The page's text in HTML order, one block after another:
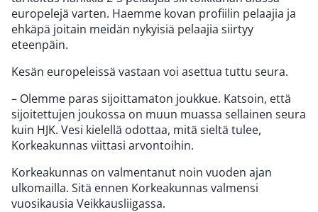
europelejä varten. Haemme kovan profiilin pelaajia ja
ehkäpä joitain meidän nykyisiä pelaajia siirtyy
eteenpäin.
Kesän europeleissä vastaan voi asettua tuttu seura.
– Olemme paras sijoittamaton joukkue. Katsoin, että
sijoitettujen joukossa on muun muassa sellainen seura
kuin HJK. Vesi kielellä odottaa, mitä sieltä tulee,
Korkeakunnas viittasi arvontoihin.
Korkeakunnas on valmentanut noin vuoden ajan
ulkomailla. Sitä ennen Korkeakunnas valmensi
vuosikausia Veikkausliigassa.